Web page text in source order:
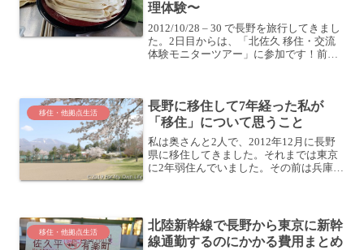
理体験〜
2012/10/28 – 30 で長野を旅行してきまし
た。2日目からは、「北佐久 移住・交流
体験モニターツアー」に参加です！前回
移住・他拠点生活
長野に移住して7年経った私が
「移住」について思うこと
私は奥さんと2人で、2012年12月に長野
県に移住してきました。それまでは東京
に2年弱住んでいました。その前は兵庫に
野に住んでい...
移住・他拠点生活
北陸新幹線で長野から東京に新幹
線通勤するのにかかる費用まとめ